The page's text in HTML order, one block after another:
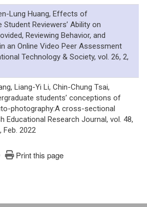
Lung Huang, Effects of
Student Reviewers’ Ability on
Reviewing Behavior, and
an Online Video Peer Assessment
Technology & Society, vol. 26, 2,
Liang-Yi Li, Chin-Chung Tsai,
students’ conceptions of
photography:A cross-sectional
Educational Research Journal, vol. 48,
Feb. 2022
Print this page